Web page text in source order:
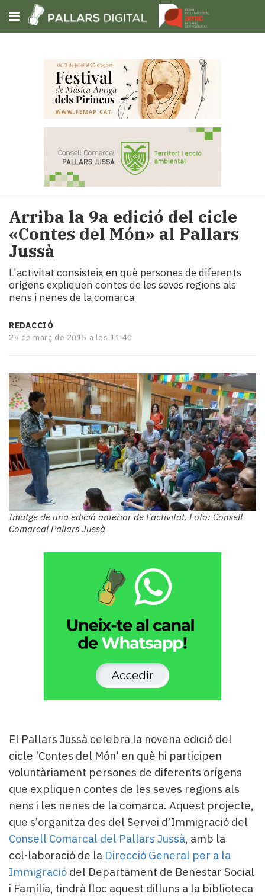
Subscriu-t'hi
Portada
Societat
Política
i
municipis
Economia
i
turisme
Cultura
Mai
tant!
i
mitjans
El
temps
Reportatges
Entrevistes
Enquestes
A
escena!
Dis
teva!
Subscriptors
Arriba la 9a edició del cicle
«Contes del Món» al Pallars
Jussà
L'activitat consisteix en què persones de diferents
orígens expliquen contes de les seves regions als
nens i nenes de la comarca
REDACCIÓ
29 de març de 2015 a les 11:40
Imatge de una edició anterior de l'activitat. Foto: Consell
Comarcal Pallars Jussà
El Pallars Jussà celebra la novena edició del
cicle 'Contes del Món' en què hi participen
voluntàriament persones de diferents orígens
que expliquen contes de les seves regions als
nens i les nenes de la comarca. Aquest projecte,
que s’organitza des del Servei d’Immigració del
Consell Comarcal del Pallars Jussà, amb la
col·laboració de la Direcció General per a la
Immigració del Departament de Benestar Social
i Família, tindrà lloc aquest dilluns a la biblioteca